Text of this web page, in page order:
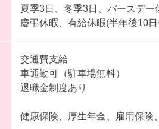
夏季3日、冬季3日、バースデー
慶弔休暇、有給休暇(半年後10
交通費支給
車通勤可（駐車場無料）
退職金制度あり
健康保険、厚生年金、雇用保険